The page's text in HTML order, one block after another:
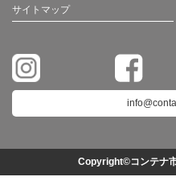
サイトマップ
Copyright©コンテナ